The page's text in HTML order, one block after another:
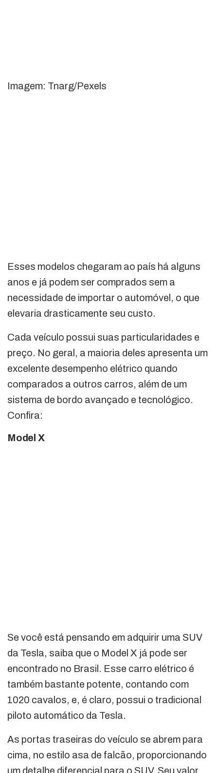
Imagem: Tnarg/Pexels
Esses modelos chegaram ao país há alguns
anos e já podem ser comprados sem a
necessidade de importar o automóvel, o que
elevaria drasticamente seu custo.
Cada veículo possui suas particularidades e
preço. No geral, a maioria deles apresenta um
excelente desempenho elétrico quando
comparados a outros carros, além de um
sistema de bordo avançado e tecnológico.
Confira:
Model X
Se você está pensando em adquirir uma SUV
da Tesla, saiba que o Model X já pode ser
encontrado no Brasil. Esse carro elétrico é
também bastante potente, contando com
1020 cavalos, e, é claro, possui o tradicional
piloto automático da Tesla.
As portas traseiras do veículo se abrem para
cima, no estilo asa de falcão, proporcionando
um detalhe diferencial para o SUV. Seu valor